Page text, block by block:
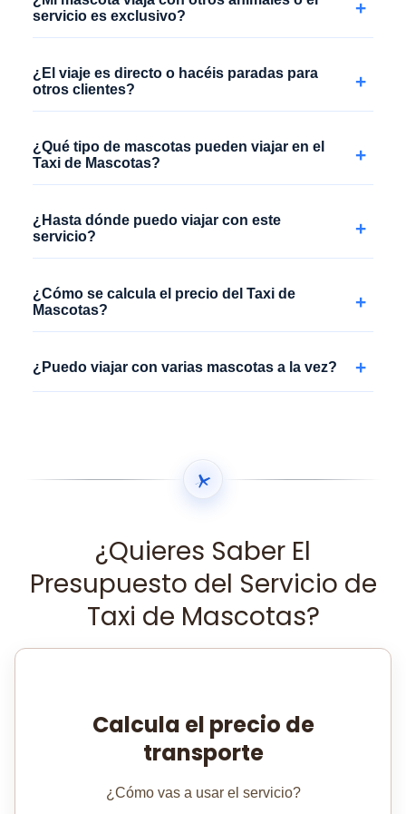
servicio es exclusivo?
+
¿El viaje es directo o hacéis paradas para
otros clientes?
+
¿Qué tipo de mascotas pueden viajar en el
Taxi de Mascotas?
+
¿Hasta dónde puedo viajar con este
servicio?
+
¿Cómo se calcula el precio del Taxi de
Mascotas?
+
¿Puedo viajar con varias mascotas a la vez? +
¿Quieres Saber El
Presupuesto del Servicio de
Taxi de Mascotas?
Calcula el precio de
transporte
¿Cómo vas a usar el servicio?